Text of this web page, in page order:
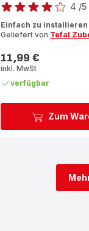
Zum
mit
Sternen
(Durchschnitt)
4 /5
Einfach zu
Geliefert von Tefal
Preis
11,99 €
inkl. MwSt
verfügbar